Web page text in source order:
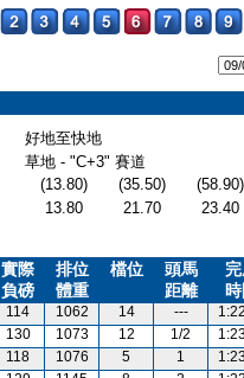
好地至快地
草地 - "C+3" 賽道
(13.80) (35.50) (58.90)
13.80 21.70 23.40
實際
負磅
排位
體重
檔位
頭馬
距離
114 1062 14 ---
130 1073 12 1/2
118 1076 5 1